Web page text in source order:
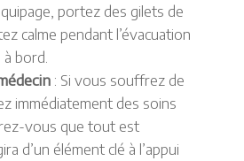
portez des gilets de
calme pendant l’évacuation
bord.
: Si vous souffrez de
immédiatement des soins
vous que tout est
d’un élément clé à l’appui